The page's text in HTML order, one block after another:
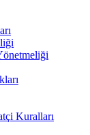
Kuralları